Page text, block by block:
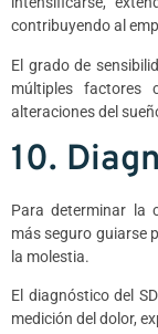
contribuyendo al
El grado de
múltiples factores
alteraciones del
10.
Para determinar la
más seguro guiarse
la molestia.
El diagnóstico del
medición del dolor,